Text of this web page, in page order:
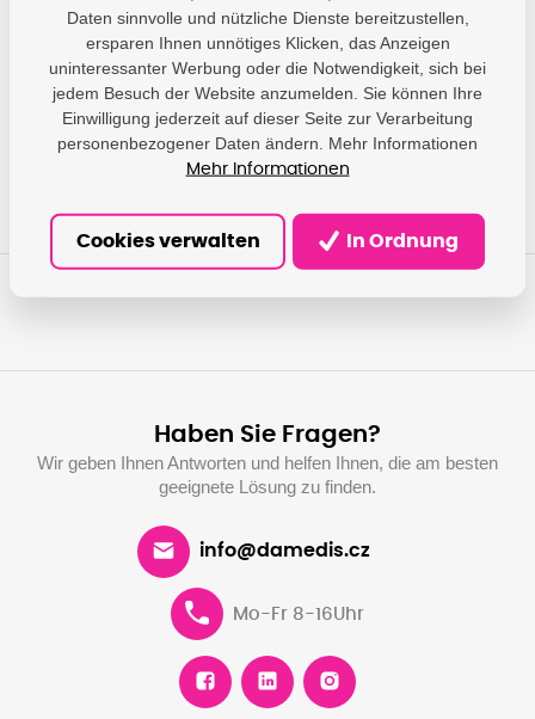
Parameter
Producer
HP - HP Netherlands
BV; Krijgsman 75, 1186
DR Amstelveen, NL;
hp@hp.com
Haben Sie Fragen?
Wir geben Ihnen Antworten und helfen Ihnen, die am besten
geeignete Lösung zu finden.
info@damedis.cz
Mo-Fr 8-16Uhr
Daten sinnvolle und nützliche Dienste bereitzustellen,
ersparen Ihnen unnötiges Klicken, das Anzeigen
uninteressanter Werbung oder die Notwendigkeit, sich bei
jedem Besuch der Website anzumelden. Sie können Ihre
Einwilligung jederzeit auf dieser Seite zur Verarbeitung
personenbezogener Daten ändern. Mehr Informationen
Mehr Informationen
Cookies verwalten In Ordnung